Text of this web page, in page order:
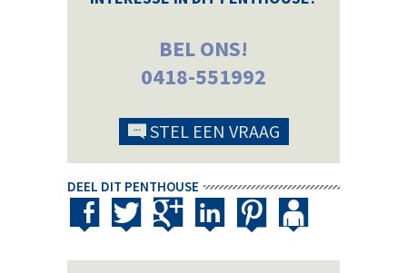
BEL ONS!
0418-551992
STEL EEN VRAAG
DEEL DIT PENTHOUSE